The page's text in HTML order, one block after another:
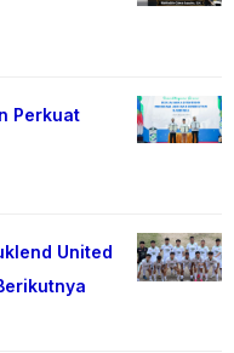
Perkuat
United